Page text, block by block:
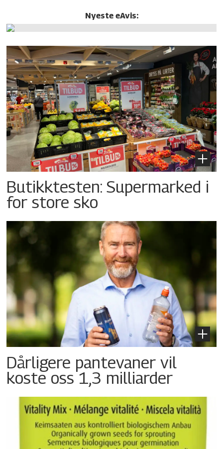
Nyeste eAvis:
Butikktesten: Supermarked i
for store sko
Dårligere pantevaner vil
koste oss 1,3 milliarder